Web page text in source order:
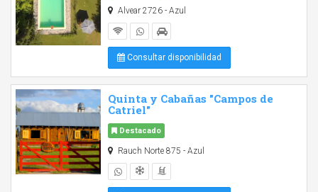
Alvear 2726 - Azul
Consultar disponibilidad
Quinta y Cabañas "Campos de
Catriel"
Destacado
Rauch Norte 875 - Azul